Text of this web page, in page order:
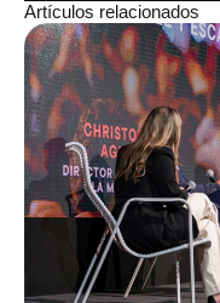
Artículos relacionados